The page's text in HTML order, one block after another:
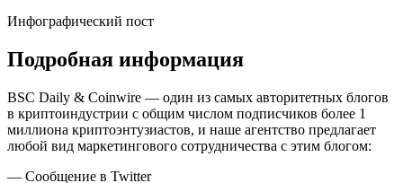
Инфографический пост
Подробная информация
BSC Daily & Coinwire — один из самых авторитетных блогов
в криптоиндустрии с общим числом подписчиков более 1
миллиона криптоэнтузиастов, и наше агентство предлагает
любой вид маркетингового сотрудничества с этим блогом:
— Сообщение в Twitter